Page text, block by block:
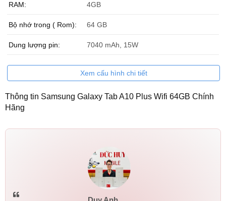
RAM: 4GB
Bộ nhớ trong ( Rom): 64 GB
Dung lượng pin: 7040 mAh, 15W
Xem cấu hình chi tiết
Thông tin Samsung Galaxy Tab A10 Plus Wifi 64GB Chính
Hãng